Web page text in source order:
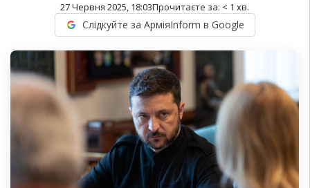
27 Червня 2025, 18:03Прочитаєте за: < 1 хв.
Слідкуйте за АрміяInform в Google